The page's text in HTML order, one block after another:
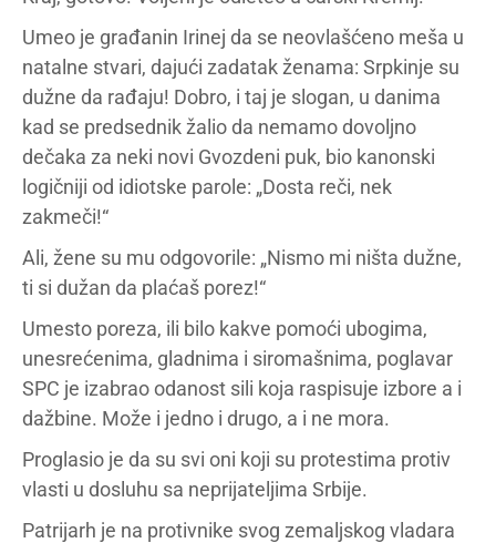
Umeo je građanin Irinej da se neovlašćeno meša u
natalne stvari, dajući zadatak ženama: Srpkinje su
dužne da rađaju! Dobro, i taj je slogan, u danima
kad se predsednik žalio da nemamo dovoljno
dečaka za neki novi Gvozdeni puk, bio kanonski
logičniji od idiotske parole: „Dosta reči, nek
zakmeči!“
Ali, žene su mu odgovorile: „Nismo mi ništa dužne,
ti si dužan da plaćaš porez!“
Umesto poreza, ili bilo kakve pomoći ubogima,
unesrećenima, gladnima i siromašnima, poglavar
SPC je izabrao odanost sili koja raspisuje izbore a i
dažbine. Može i jedno i drugo, a i ne mora.
Proglasio je da su svi oni koji su protestima protiv
vlasti u dosluhu sa neprijateljima Srbije.
Patrijarh je na protivnike svog zemaljskog vladara